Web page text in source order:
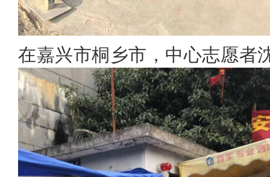
在嘉兴市桐乡市，中心志愿者